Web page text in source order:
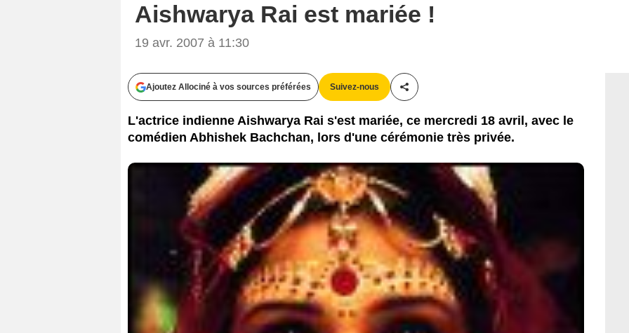
Aishwarya Rai est mariée !
19 avr. 2007 à 11:30
Ajoutez Allociné à vos sources préférées Suivez-nous
Partager cet article
L'actrice indienne Aishwarya Rai s'est mariée, ce mercredi 18 avril, avec le
comédien Abhishek Bachchan, lors d'une cérémonie très privée.